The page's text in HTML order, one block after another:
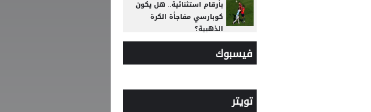
بأرقام استثنائية.. هل يكون
كوبارسي مفاجأة الكرة
الذهبية؟
6 أسئلة محورية تنتظر بادو
الزاكي مع منتخب الأردنفيسبوك
تويتر